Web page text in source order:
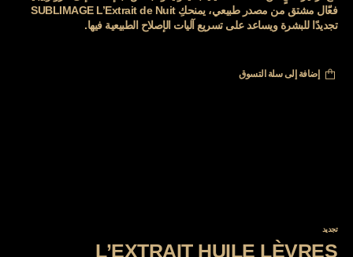
فعّال مشتق من مصدر طبيعي، يمنحكِ SUBLIMAGE L’Extrait de Nuit
تجديدًا للبشرة ويساعد على تسريع آليات الإصلاح الطبيعية فيها.
إضافة إلى سلة التسوق
تجديد
L’EXTRAIT HUILE LÈVRES